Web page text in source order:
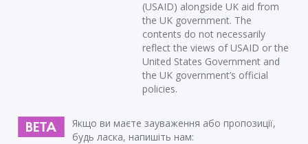
(USAID) alongside UK aid from
the UK government. The
contents do not necessarily
reflect the views of USAID or the
United States Government and
the UK government’s official
policies.
Якщо ви маєте зауваження або пропозиції,
будь ласка, напишіть нам: